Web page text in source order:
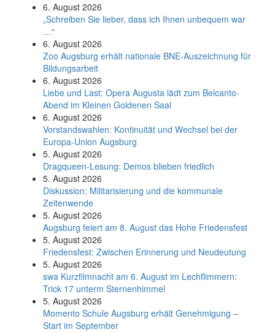
6. August 2026
„Schreiben Sie lieber, dass ich Ihnen unbequem war
…“
6. August 2026
Zoo Augsburg erhält nationale BNE-Auszeichnung für
Bildungsarbeit
6. August 2026
Liebe und Last: Opera Augusta lädt zum Belcanto-
Abend im Kleinen Goldenen Saal
6. August 2026
Vorstandswahlen: Kontinuität und Wechsel bei der
Europa-Union Augsburg
5. August 2026
Dragqueen-Lesung: Demos blieben friedlich
5. August 2026
Diskussion: Mi­li­ta­ri­sie­rung und die kommunale
Zeitenwende
5. August 2026
Augsburg feiert am 8. August das Hohe Friedensfest
5. August 2026
Friedensfest: Zwischen Erinnerung und Neudeutung
5. August 2026
swa Kurz­film­nacht am 6. August im Lech­flim­mern:
Trick 17 unterm Sternen­himmel
5. August 2026
Momento Schule Augsburg erhält Genehmigung –
Start im September